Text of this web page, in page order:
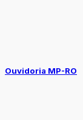
Ouvidoria MP-RO